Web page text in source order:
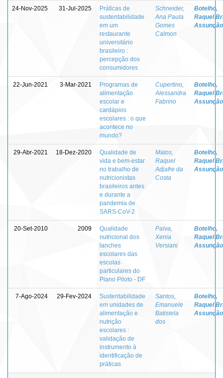
24-Nov-2025 31-Jul-2025
Práticas de
sustentabilidade
em um
restaurante
universitário
brasileiro :
percepção dos
consumidores
Schneider,
Ana Paula
Gomes
Calmon
Botelho,
Raquel
Assunção
22-Jun-2021 3-Mar-2021
Programas de
alimentação
escolar e
cardápios
escolares : o que
acontece no
mundo?
Cupertino,
Alessandra
Fabrino
Botelho,
Raquel
Assunção
29-Abr-2021 18-Dez-2020
Qualidade de
vida e bem-estar
no trabalho de
nutricionistas
brasileiros antes
e durante a
pandemia de
SARS-CoV-2
Matos,
Raquel
Adjafre da
Costa
Botelho,
Raquel
Assunção
20-Set-2010 2009
Qualidade
nutricional dos
lanches
escolares das
escolas
particulares do
Plano Piloto - DF
Paiva,
Xenia
Versiani
Botelho,
Raquel
Assunção
7-Ago-2024 29-Fev-2024
Sustentabilidade
em unidades de
alimentação e
nutrição
escolares :
validação de
instrumento à
identificação de
práticas
Santos,
Emanuele
Batistela
dos
Botelho,
Raquel
Assunção